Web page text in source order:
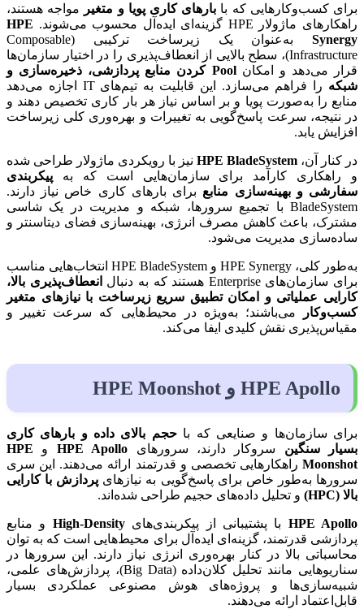
برای کسب‌وکارهایی که با بارهای کاری پویا و متغیر
مواجه هستند،
راهکارهای ماژولار HPE گزینه‌ای ایده‌آل محسوب می‌شوند.
HPE
Synergy
به‌عنوان یک زیرساخت ترکیبی (Composable
Infrastructure)، سطح بالایی از انعطاف‌پذیری را در اختیار سازمان‌ها
قرار می‌دهد و امکان
Pool کردن منابع پردازشی، ذخیره‌سازی و
شبکه
را فراهم می‌سازد. این قابلیت به تیم‌های IT اجازه می‌دهد
منابع را به‌صورت پویا و بر اساس نیاز هر بار کاری تخصیص دهند و
در نتیجه، سرعت پاسخ‌گویی به تغییرات و بهره‌وری کلی زیرساخت
افزایش یابد.
در کنار آن، HPE BladeSystem نیز با رویکردی ماژولار طراحی شده
و راهکاری کارآمد برای سازمان‌هایی است که به پیکربندی
سفارشی و بهینه‌سازی منابع برای بارهای کاری خاص نیاز دارند.
BladeSystem با تجمیع سرورها، شبکه و مدیریت در یک شاسی
مشترک، باعث کاهش مصرف انرژی، بهینه‌سازی فضای دیتاسنتر و
ساده‌سازی مدیریت می‌شود.
به‌طور کلی، HPE Synergy و HPE BladeSystem انتخاب‌هایی مناسب
برای سازمان‌های Enterprise هستند که به دنبال
انعطاف‌پذیری بالا،
کارایی عملیاتی و امکان تطبیق سریع زیرساخت با نیازهای متغیر
کسب‌وکار
می‌باشند؛ به‌ویژه در محیط‌هایی که سرعت تغییر و
مقیاس‌پذیری نقش کلیدی ایفا می‌کند.
HPE Apollo و HPE Moonshot
برای سازمان‌ها و صنایعی که باحجم بالای داده و بارهای کاری
بسیار سنگین سروکار دارند، سرورهای HPE Apollo و HPE
Moonshot راهکارهایی تخصصی و قدرتمند ارائه می‌دهند. این سری
سرورها به‌طور خاص برای پاسخ‌گویی به نیازهای پردازش با کارایی
بالا (HPC)
و تحلیل داده‌های حجیم طراحی شده‌اند.
HPE Apollo با پشتیبانی از پیکربندی‌هایHigh-Density و منابع
پردازشی قدرتمند، گزینه‌ای ایده‌آل برای محیط‌هایی است که به توان
محاسباتی بالا در کنار بهره‌وری انرژی نیاز دارند. این سرورها در
سناریوهایی مانند تحلیل کلان‌داده (Big Data)، پردازش‌های علمی،
شبیه‌سازی‌ها و پروژه‌های هوش مصنوعی عملکردی بسیار
قابل‌اعتماد ارائه می‌دهند.